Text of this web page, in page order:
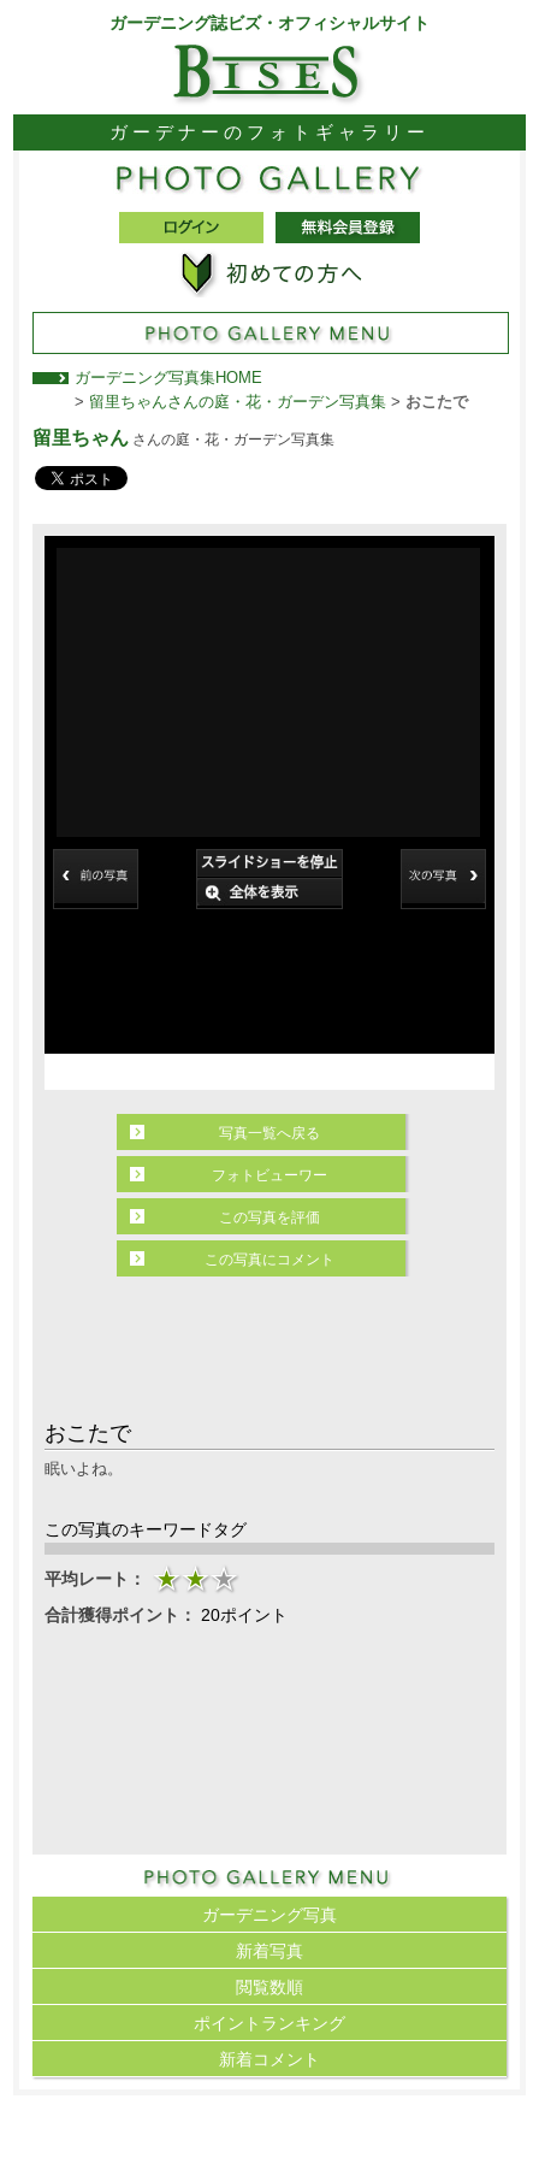
ガーデニング誌ビズ・オフィシャルサイト
ガーデナーのフォトギャラリー
ガーデニング写真集HOME
> 留里ちゃんさんの庭・花・ガーデン写真集> おこたで
留里ちゃんさんの庭・花・ガーデン写真集
おこたで
眠いよね。
この写真のキーワードタグ
平均レート：
合計獲得ポイント： 20ポイント
写真一覧へ戻る
フォトビューワー
この写真を評価
この写真にコメント
ガーデニング写真
新着写真
閲覧数順
ポイント ランキング
新着コメント